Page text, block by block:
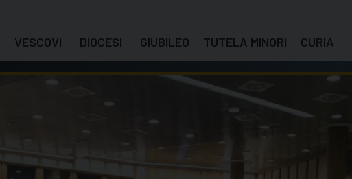
VESCOVI DIOCESI GIUBILEO TUTELA MINORI CURIA